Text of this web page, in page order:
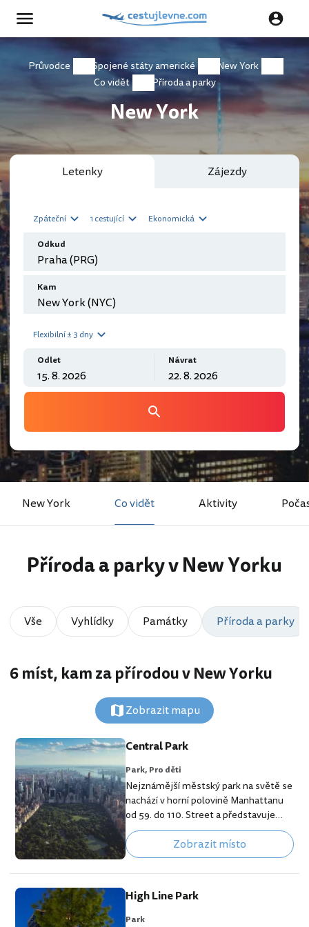
Průvodce Spojené státy americké
New York
Co vidět
Příroda a parky
New York
Letenky Zájezdy
Zpáteční 1 cestující Ekonomická
Odkud
Kam
Flexibilní ± 3 dny
Odlet Návrat
New York Co vidět Aktivity
Příroda a parky v New Yorku
Vše Vyhlídky Památky Příroda a parky
6 míst, kam za přírodou v New Yorku
Zobrazit mapu
Central Park
Park, Pro děti
Nejznámější městský park na světě se
nachází v horní polovině Manhattanu
od 59. do 110. Street a představuje
zelený ráj uprostřed mrakodrapové
zástavby, který je od roku 1963 národní
historickou památkou. [btn "10
nejlepších hotelů v New Yorku"
https://www.booking.com/city/us/ne
w-york.en-gb.html?
aid=355333;label=p-nyc-central-park] I
Zobrazit místo
High Line Park
Park